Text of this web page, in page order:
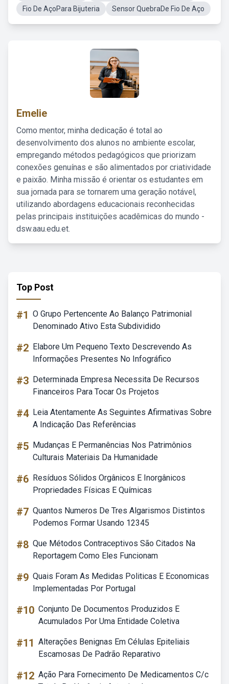
Fio De AçoPara Bijuteria
Sensor QuebraDe Fio De Aço
Emelie
Como mentor, minha dedicação é total ao
desenvolvimento dos alunos no ambiente escolar,
empregando métodos pedagógicos que priorizam
conexões genuínas e são alimentados por criatividade
e paixão. Minha missão é orientar os estudantes em
sua jornada para se tornarem uma geração notável,
utilizando abordagens educacionais reconhecidas
pelas principais instituições acadêmicas do mundo -
dsw.aau.edu.et.
Top Post
#1 O Grupo Pertencente Ao Balanço Patrimonial
Denominado Ativo Esta Subdividido
#2 Elabore Um Pequeno Texto Descrevendo As
Informações Presentes No Infográfico
#3 Determinada Empresa Necessita De Recursos
Financeiros Para Tocar Os Projetos
#4 Leia Atentamente As Seguintes Afirmativas Sobre
A Indicação Das Referências
#5 Mudanças E Permanências Nos Patrimônios
Culturais Materiais Da Humanidade
#6 Resíduos Sólidos Orgânicos E Inorgânicos
Propriedades Físicas E Químicas
#7 Quantos Numeros De Tres Algarismos Distintos
Podemos Formar Usando 12345
#8 Que Métodos Contraceptivos São Citados Na
Reportagem Como Eles Funcionam
#9 Quais Foram As Medidas Politicas E Economicas
Implementadas Por Portugal
#10 Conjunto De Documentos Produzidos E
Acumulados Por Uma Entidade Coletiva
#11 Alterações Benignas Em Células Epiteliais
Escamosas De Padrão Reparativo
#12 Ação Para Fornecimento De Medicamentos C/c